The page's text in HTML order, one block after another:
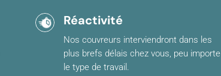
Réactivité
Nos couvreurs interviendront dans les
plus brefs délais chez vous, peu importe
le type de travail.